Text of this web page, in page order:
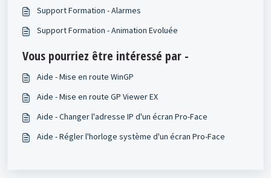
Support Formation - Alarmes
Support Formation - Animation Evoluée
Vous pourriez être intéressé par -
Aide - Mise en route WinGP
Aide - Mise en route GP Viewer EX
Aide - Changer l'adresse IP d'un écran Pro-Face
Aide - Régler l'horloge système d'un écran Pro-Face